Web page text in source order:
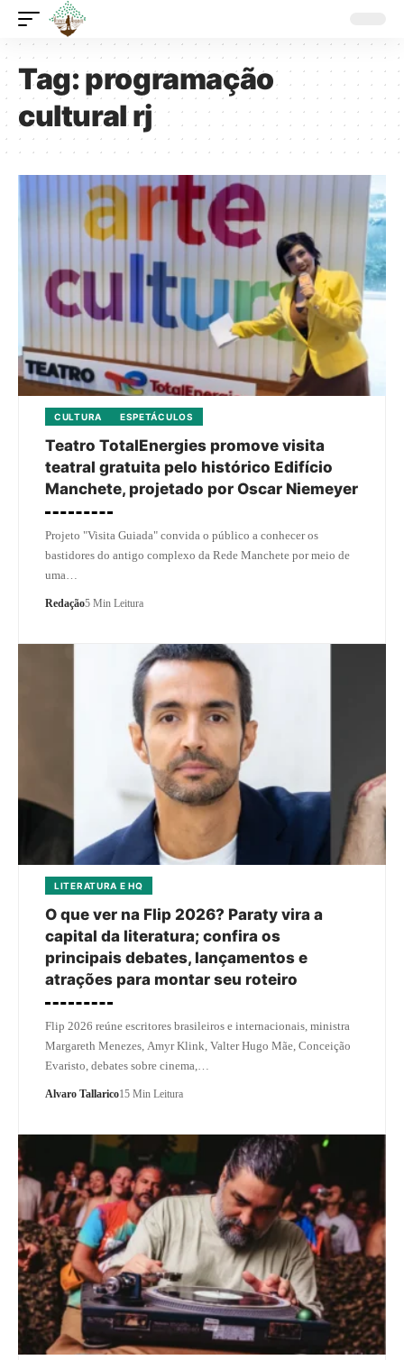
Tag:programação
cultural rj
CULTURA ESPETÁCULOS
Teatro TotalEnergies promove visita
teatral gratuita pelo histórico Edifício
Manchete, projetado por Oscar Niemeyer
Projeto "Visita Guiada" convida o público a conhecer os
bastidores do antigo complexo da Rede Manchete por meio de
uma…
Redação5 Min Leitura
LITERATURA E HQ
O que ver na Flip 2026? Paraty vira a
capital da literatura; confira os
principais debates, lançamentos e
atrações para montar seu roteiro
Flip 2026 reúne escritores brasileiros e internacionais, ministra
Margareth Menezes, Amyr Klink, Valter Hugo Mãe, Conceição
Evaristo, debates sobre cinema,…
Alvaro Tallarico15 Min Leitura